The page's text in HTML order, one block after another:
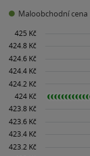
Maloobchodní cena